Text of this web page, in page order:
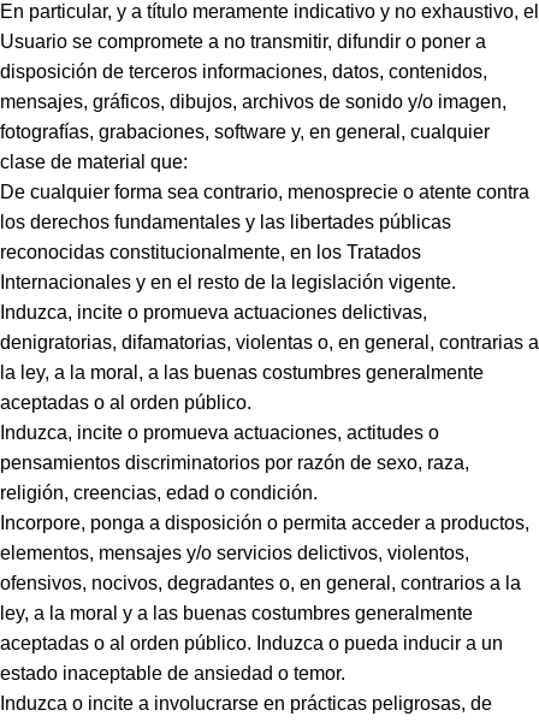
En particular, y a título meramente indicativo y no exhaustivo, el
Usuario se compromete a no transmitir, difundir o poner a
disposición de terceros informaciones, datos, contenidos,
mensajes, gráficos, dibujos, archivos de sonido y/o imagen,
fotografías, grabaciones, software y, en general, cualquier
clase de material que:
De cualquier forma sea contrario, menosprecie o atente contra
los derechos fundamentales y las libertades públicas
reconocidas constitucionalmente, en los Tratados
Internacionales y en el resto de la legislación vigente.
Induzca, incite o promueva actuaciones delictivas,
denigratorias, difamatorias, violentas o, en general, contrarias a
la ley, a la moral, a las buenas costumbres generalmente
aceptadas o al orden público.
Induzca, incite o promueva actuaciones, actitudes o
pensamientos discriminatorios por razón de sexo, raza,
religión, creencias, edad o condición.
Incorpore, ponga a disposición o permita acceder a productos,
elementos, mensajes y/o servicios delictivos, violentos,
ofensivos, nocivos, degradantes o, en general, contrarios a la
ley, a la moral y a las buenas costumbres generalmente
aceptadas o al orden público. Induzca o pueda inducir a un
estado inaceptable de ansiedad o temor.
Induzca o incite a involucrarse en prácticas peligrosas, de